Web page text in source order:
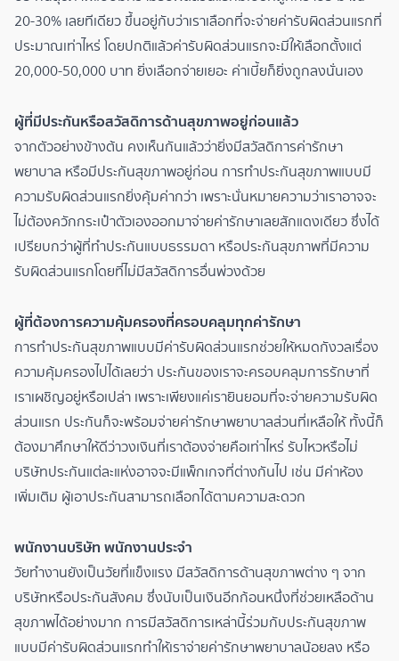
20-30% เลยทีเดียว ขึ้นอยู่กับว่าเราเลือกที่จะจ่ายค่ารับผิดส่วนแรกที่
ประมาณเท่าไหร่ โดยปกติแล้วค่ารับผิดส่วนแรกจะมีให้เลือกตั้งแต่
20,000-50,000 บาท ยิ่งเลือกจ่ายเยอะ ค่าเบี้ยก็ยิ่งถูกลงนั่นเอง
ผู้ที่มีประกันหรือสวัสดิการด้านสุขภาพอยู่ก่อนแล้ว
จากตัวอย่างข้างต้น คงเห็นกันแล้วว่ายิ่งมีสวัสดิการค่ารักษา
พยาบาล หรือมีประกันสุขภาพอยู่ก่อน การทำประกันสุขภาพแบบมี
ความรับผิดส่วนแรกยิ่งคุ้มค่ากว่า เพราะนั่นหมายความว่าเราอาจจะ
ไม่ต้องควักกระเป๋าตัวเองออกมาจ่ายค่ารักษาเลยสักแดงเดียว ซึ่งได้
เปรียบกว่าผู้ที่ทำประกันแบบธรรมดา หรือประกันสุขภาพที่มีความ
รับผิดส่วนแรกโดยที่ไม่มีสวัสดิการอื่นพ่วงด้วย
ผู้ที่ต้องการความคุ้มครองที่ครอบคลุมทุกค่ารักษา
การทำประกันสุขภาพแบบมีค่ารับผิดส่วนแรกช่วยให้หมดกังวลเรื่อง
ความคุ้มครองไปได้เลยว่า ประกันของเราจะครอบคลุมการรักษาที่
เราเผชิญอยู่หรือเปล่า เพราะเพียงแค่เรายินยอมที่จะจ่ายความรับผิด
ส่วนแรก ประกันก็จะพร้อมจ่ายค่ารักษาพยาบาลส่วนที่เหลือให้ ทั้งนี้ก็
ต้องมาศึกษาให้ดีว่าวงเงินที่เราต้องจ่ายคือเท่าไหร่ รับไหวหรือไม่
บริษัทประกันแต่ละแห่งอาจจะมีแพ็กเกจที่ต่างกันไป เช่น มีค่าห้อง
เพิ่มเติม ผู้เอาประกันสามารถเลือกได้ตามความสะดวก
พนักงานบริษัท พนักงานประจำ
วัยทำงานยังเป็นวัยที่แข็งแรง มีสวัสดิการด้านสุขภาพต่าง ๆ จาก
บริษัทหรือประกันสังคม ซึ่งนับเป็นเงินอีกก้อนหนึ่งที่ช่วยเหลือด้าน
สุขภาพได้อย่างมาก การมีสวัสดิการเหล่านี้ร่วมกับประกันสุขภาพ
แบบมีค่ารับผิดส่วนแรกทำให้เราจ่ายค่ารักษาพยาบาลน้อยลง หรือ